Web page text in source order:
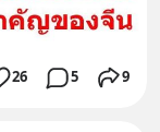
26 5 9